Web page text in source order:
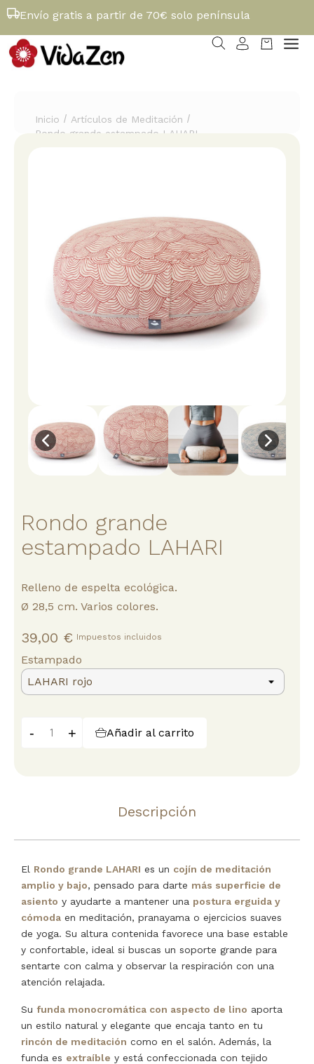
Envío gratis a partir de 70€ solo península
Inicio / Artículos de Meditación /
Rondo grande estampado LAHARI
Rondo grande
estampado LAHARI
Relleno de espelta ecológica.
Ø 28,5 cm. Varios colores.
39,00 € Impuestos incluidos
Estampado
- + Añadir al carrito
Descripción
El Rondo grande LAHARI es un cojín de meditación
amplio y bajo, pensado para darte más superficie de
asiento y ayudarte a mantener una postura erguida y
cómoda en meditación, pranayama o ejercicios suaves
de yoga. Su altura contenida favorece una base estable
y confortable, ideal si buscas un soporte grande para
sentarte con calma y observar la respiración con una
atención relajada.
Su funda monocromática con aspecto de lino aporta
un estilo natural y elegante que encaja tanto en tu
rincón de meditación como en el salón. Además, la
funda es extraíble y está confeccionada con tejido